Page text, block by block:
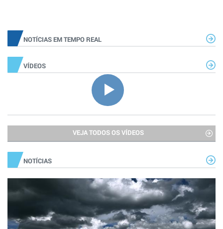
NOTÍCIAS EM TEMPO REAL
VÍDEOS
VEJA TODOS OS VÍDEOS
NOTÍCIAS